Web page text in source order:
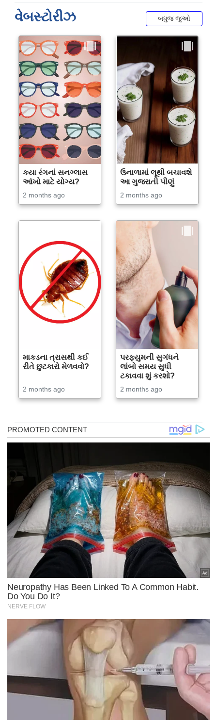
વેબસ્ટોરીઝ બધુજ જુઓ
કયા રંગનાં સનગ્લાસ
આંખો માટે યોગ્ય?
2 months ago
ઉનાળામાં લૂથી બચાવશે
આ ગુજરાતી પીણું
2 months ago
માકડના ત્રાસથી કઈ
રીતે છુટકારો મેળવવો?
2 months ago
પરફ્યુમની સુગંધને
લાંબો સમય સુધી
ટકાવવા શું કરશો?
2 months ago